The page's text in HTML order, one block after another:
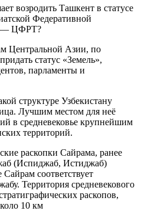
возродить Ташкент в статусе
Федеративной
— ЦФРТ?
Центральной Азии, по
статус «Земель»,
парламенты и
структуре Узбекистану
Лучшим местом для неё
в средневековье крупнейшим
территорий.
раскопки Сайрама, ранее
(Испиджаб, Истиджаб)
соответствует
Территория средневекового
раскопов,
10 км